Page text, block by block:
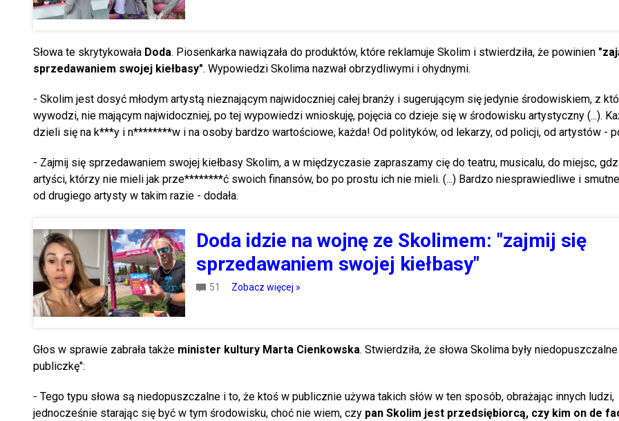
Słowa te skrytykowała Doda. Piosenkarka nawiązała do produktów, które reklamuje Skolim i stwierdziła, że powinien
sprzedawaniem swojej kiełbasy". Wypowiedzi Skolima nazwał obrzydliwymi i ohydnymi.
- Skolim jest dosyć młodym artystą nieznającym najwidoczniej całej branży i sugerującym się jedynie środowiskiem, z
wywodzi, nie mającym najwidoczniej, po tej wypowiedzi wnioskuję, pojęcia co dzieje się w środowisku artystyczny (...).
dzieli się na k***y i n********w i na osoby bardzo wartościowe, każda! Od polityków, od lekarzy, od policji, od artystów -
- Zajmij się sprzedawaniem swojej kiełbasy Skolim, a w międzyczasie zapraszamy cię do teatru, musicalu, do miejsc,
artyści, którzy nie mieli jak prze********ć swoich finansów, bo po prostu ich nie mieli. (...) Bardzo niesprawiedliwe i
od drugiego artysty w takim razie - dodała.
Doda idzie na wojnę ze Skolimem: "zajmij się
sprzedawaniem swojej kiełbasy"
51 Zobacz więcej »
Głos w sprawie zabrała także minister kultury Marta Cienkowska. Stwierdziła, że słowa Skolima były niedopuszczalne
publiczkę":
- Tego typu słowa są niedopuszczalne i to, że ktoś w publicznie używa takich słów w ten sposób, obrażając innych ludzi,
jednocześnie starając się być w tym środowisku, choć nie wiem, czy pan Skolim jest przedsiębiorcą, czy kim on de